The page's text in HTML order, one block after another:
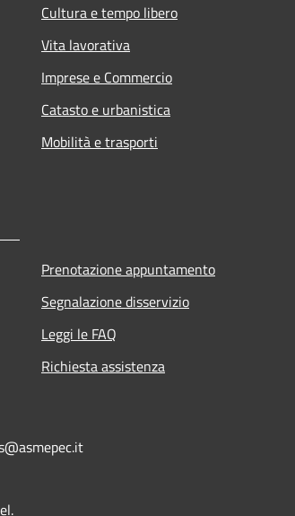
Cultura e tempo libero
Vita lavorativa
Imprese e Commercio
Catasto e urbanistica
Mobilità e trasporti
Prenotazione appuntamento
Segnalazione disservizio
Leggi le FAQ
Richiesta assistenza